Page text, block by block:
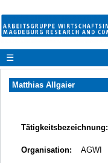
☰
Matthias Allgaier
Tätigkeitsbezeichnung:
Organisation: AGWI